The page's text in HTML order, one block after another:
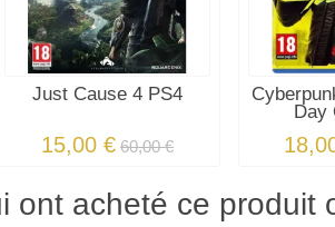
Just Cause 4 PS4
15,00 € 60,00 €
Day
ont acheté ce produit